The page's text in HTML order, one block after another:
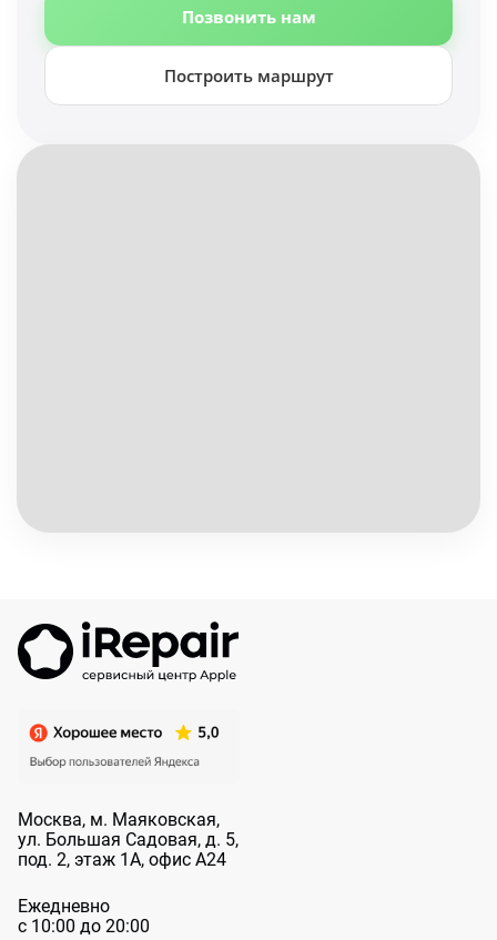
Позвонить нам
Построить маршрут
Москва, м. Маяковская,
ул. Большая Садовая, д. 5,
под. 2, этаж 1А, офис А24
Ежедневно
с 10:00 до 20:00